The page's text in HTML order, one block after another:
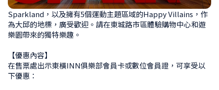
Sparkland，以及擁有5個運動主題區域的Happy Villains，作
為大邱的地標，廣受歡迎。請在東城路市區體驗購物中心和遊
樂園帶來的獨特樂趣。
【優惠內容】
在售票處出示東橫INN俱樂部會員卡或數位會員證，可享受以
下優惠：